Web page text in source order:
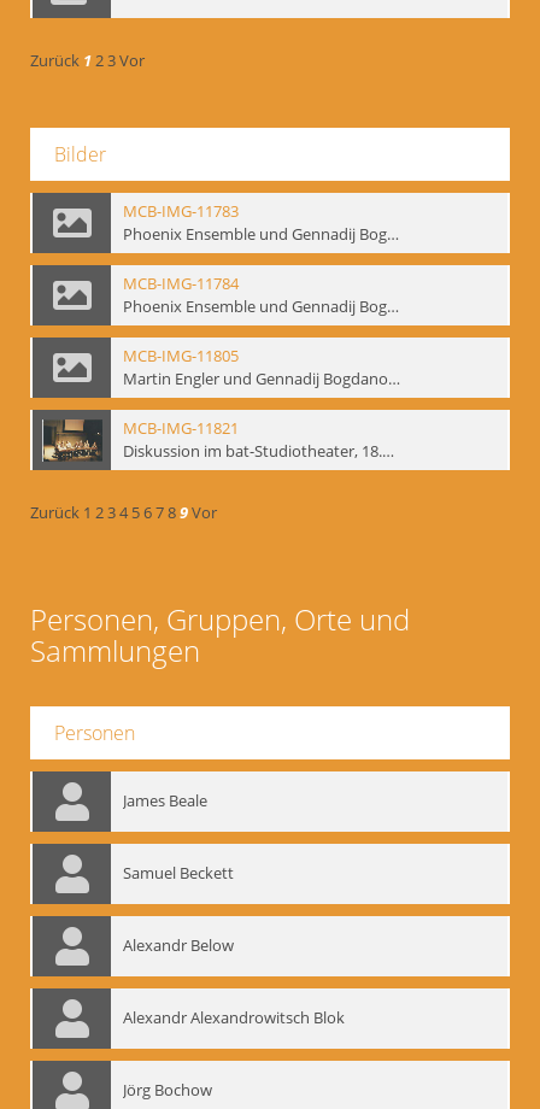
Zurück 123Vor
Bilder
MCB-IMG-11783
Phoenix Ensemble und Gennadij Bogdanow; BM-img-105-9
MCB-IMG-11784
Phoenix Ensemble und Gennadij Bogdanow; BM-img-105-10
MCB-IMG-11805
Martin Engler und Gennadij Bogdanow; BM-img-113
MCB-IMG-11821
Diskussion im bat-Studiotheater, 18.09.1995; BM-img-127-3
Zurück 1 234 56789Vor
Personen, Gruppen, Orte und
Sammlungen
Personen
James Beale
Samuel Beckett
Alexandr Below
Alexandr Alexandrowitsch Blok
Jörg Bochow